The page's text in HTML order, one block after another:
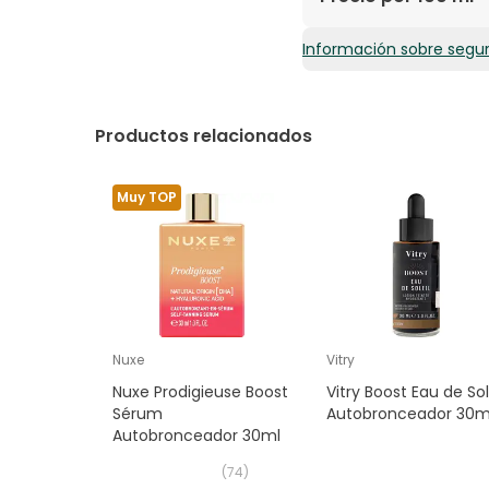
(HUILE DE RICIN),
GLYCOL, CI 15985,
20,73€ / 100 ml
Información sobre
Productos relacionados
Muy TOP
Nuxe
Nuxe Prodigieuse Boost
Sérum
Autobronceador 30ml
(74)
Vitry
Vitry Boost Eau de
Autobronceador